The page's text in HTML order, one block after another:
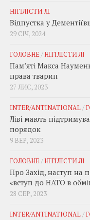
НІГІЛІСТИ ЛІ
Відпустка у
29 СІЧ, 2024
ГОЛОВНЕ/НІГІЛІСТИ ЛІ
Пам’яті Макса
права тварин
27 ЛИС, 2023
INTER/ANTINATIONAL/
Ліві мають
порядок
9 ВЕР, 2023
ГОЛОВНЕ/НІГІЛІСТИ ЛІ
Про Захід, наступ на
«вступ до НАТО в
28 СЕР, 2023
INTER/ANTINATIONAL/